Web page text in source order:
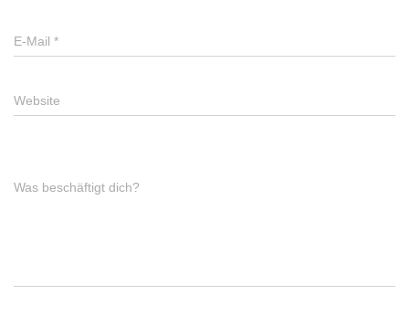
E-Mail *
Website
Was beschäftigt dich?